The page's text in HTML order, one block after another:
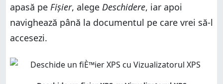
apasă pe Fișier, alege Deschidere, iar apoi
navighează până la documentul pe care vrei să-l
accesezi.